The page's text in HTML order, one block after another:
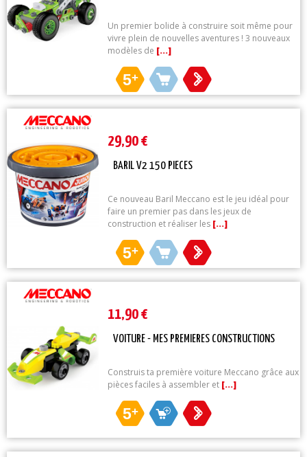
Un premier bolide à construire soit même pour
vivre plein de nouvelles aventures ! 3 nouveaux
modèles de [...]
5+
29,90 €
BARIL V2 150 PIECES
Ce nouveau Baril Meccano est le jeu idéal pour
faire un premier pas dans les jeux de
construction et réaliser les [...]
5+
11,90 €
VOITURE - MES PREMIERES CONSTRUCTIONS
Construis ta première voiture Meccano grâce aux
pièces faciles à assembler et [...]
5+